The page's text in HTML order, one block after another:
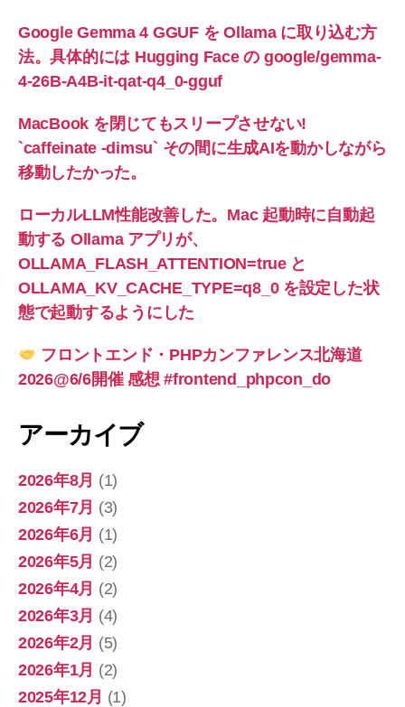
Google Gemma 4 GGUF を Ollama に取り込む方
法。具体的には Hugging Face の google/gemma-
4-26B-A4B-it-qat-q4_0-gguf
MacBook を閉じてもスリープさせない!
`caffeinate -dimsu` その間に生成AIを動かしながら
移動したかった。
ローカルLLM性能改善した。Mac 起動時に自動起
動する Ollama アプリが、
OLLAMA_FLASH_ATTENTION=true と
OLLAMA_KV_CACHE_TYPE=q8_0 を設定した状
態で起動するようにした
フロントエンド・PHPカンファレンス北海道
2026@6/6開催 感想 #frontend_phpcon_do
アーカイブ
2026年8月 (1)
2026年7月 (3)
2026年6月 (1)
2026年5月 (2)
2026年4月 (2)
2026年3月 (4)
2026年2月 (5)
2026年1月 (2)
2025年12月 (1)